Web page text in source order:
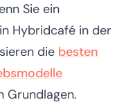
Sie ein
Hybridcafé in der
die besten
Grundlagen.